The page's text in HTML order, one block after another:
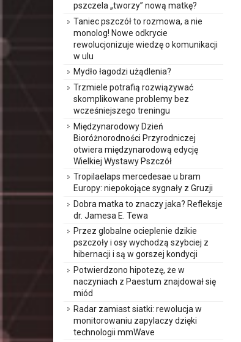
pszczela „tworzy” nową matkę?
Taniec pszczół to rozmowa, a nie
monolog! Nowe odkrycie
rewolucjonizuje wiedzę o komunikacji
w ulu
Mydło łagodzi użądlenia?
Trzmiele potrafią rozwiązywać
skomplikowane problemy bez
wcześniejszego treningu
Międzynarodowy Dzień
Bioróżnorodności Przyrodniczej
otwiera międzynarodową edycję
Wielkiej Wystawy Pszczół
Tropilaelaps mercedesae u bram
Europy: niepokojące sygnały z Gruzji
Dobra matka to znaczy jaka? Refleksje
dr. Jamesa E. Tewa
Przez globalne ocieplenie dzikie
pszczoły i osy wychodzą szybciej z
hibernacji i są w gorszej kondycji
Potwierdzono hipotezę, że w
naczyniach z Paestum znajdował się
miód
Radar zamiast siatki: rewolucja w
monitorowaniu zapylaczy dzięki
technologii mmWave